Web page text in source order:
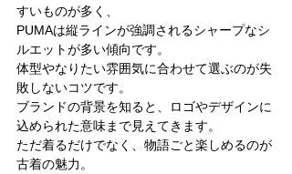
すいものが多く、
PUMAは縦ラインが強調されるシャープなシ
ルエットが多い傾向です。
体型やなりたい雰囲気に合わせて選ぶのが失
敗しないコツです。
ブランドの背景を知ると、ロゴやデザインに
込められた意味まで見えてきます。
ただ着るだけでなく、物語ごと楽しめるのが
古着の魅力。